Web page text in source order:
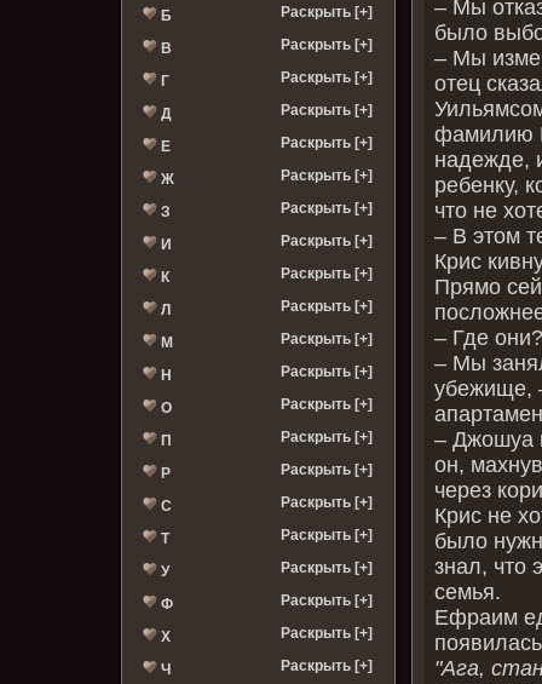
Б Раскрыть [+]
В Раскрыть [+]
Г Раскрыть [+]
Д Раскрыть [+]
Е Раскрыть [+]
Ж Раскрыть [+]
З Раскрыть [+]
И Раскрыть [+]
К Раскрыть [+]
Л Раскрыть [+]
М Раскрыть [+]
Н Раскрыть [+]
О Раскрыть [+]
П Раскрыть [+]
Р Раскрыть [+]
С Раскрыть [+]
Т Раскрыть [+]
У Раскрыть [+]
Ф Раскрыть [+]
Х Раскрыть [+]
Ч Раскрыть [+]
– Мы
было
– Мы
отец
фамилию
надежде,
ребенку,
что не
– В этом
Крис
Прямо
– Где
– Мы
убежище,
– Джошуа
он,
через
Крис не
было
знал, что
семья.
Ефраим
"Ага,